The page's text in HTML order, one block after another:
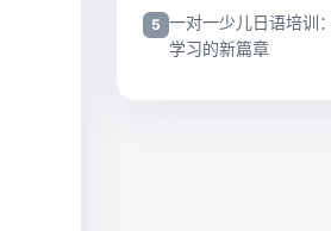
一对一少儿日语培训
学习的新篇章